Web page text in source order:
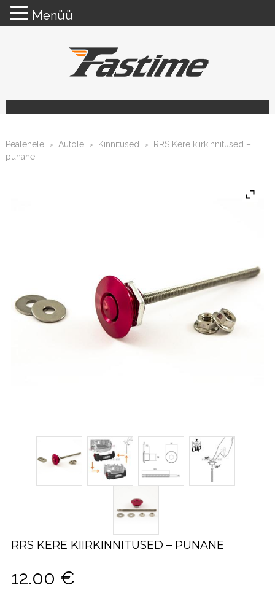
Pealehele > Autole > Kinnitused >
RRS Kere kiirkinnitused –
punane
RRS KERE KIIRKINNITUSED – PUNANE
12.00 €
Menüü